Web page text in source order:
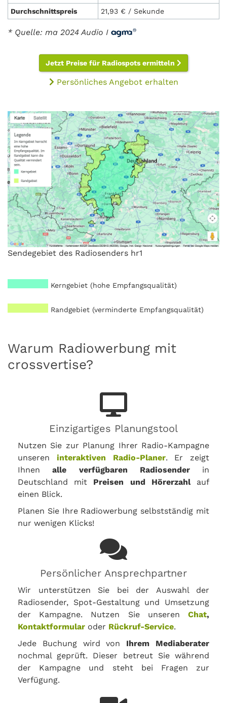
Durchschnittspreis
21,93 € / Sekunde
* Quelle: ma 2024 Audio I
Jetzt Preise für Radiospots ermitteln
Persönliches Angebot erhalten
Sendegebiet des Radiosenders hr1
Kerngebiet (hohe Empfangsqualität)
Randgebiet (verminderte Empfangsqualität)
Warum Radiowerbung mit
crossvertise?
Einzigartiges Planungstool
Nutzen Sie zur Planung Ihrer Radio-Kampagne
unseren interaktiven Radio-Planer. Er zeigt
Ihnenalle verfügbaren Radiosenderin
Deutschland mit Preisen und Hörerzahlauf
einen Blick.
Planen Sie Ihre Radiowerbung selbstständig mit
nur wenigen Klicks!
Persönlicher Ansprechpartner
Wir unterstützen Sie bei der Auswahl der
Radiosender, Spot-Gestaltung und Umsetzung
der Kampagne. Nutzen Sie unseren Chat,
Kontaktformular oder Rückruf-Service.
Jede Buchung wird von Ihrem Mediaberater
nochmal geprüft. Dieser betreut Sie während
der Kampagne und steht bei Fragen zur
Verfügung.